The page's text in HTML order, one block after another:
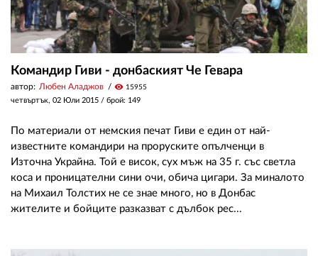
Командир Гиви - донбаският Че Гевара
автор: Любен Аладжов visibility 15955
четвъртък, 02 Юли 2015 / брой: 149
По материали от немския печат Гиви е един от най-
известните командири на проруските опълченци в
Източна Украйна. Той е висок, сух мъж на 35 г. със светла
коса и проницателни сини очи, обича цигари. За миналото
на Михаил Толстих не се знае много, но в Донбас
жителите и бойците разказват с дълбок рес...